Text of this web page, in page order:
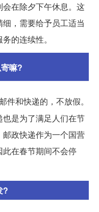
在除夕下午休息。这
，需要给予员工适当
的连续性。
嘛?
件和快递的，不放假。
是为了满足人们在节
政快递作为一个国营
在春节期间不会停
?